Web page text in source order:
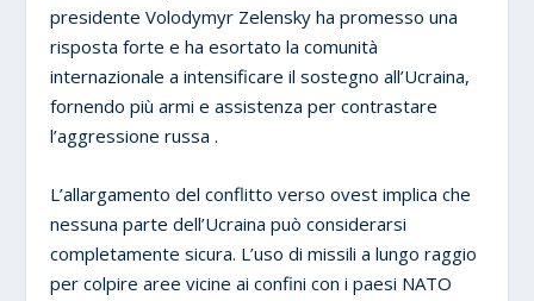
presidente Volodymyr Zelensky ha promesso una
risposta forte e ha esortato la comunità
internazionale a intensificare il sostegno all’Ucraina,
fornendo più armi e assistenza per contrastare
l’aggressione russa .
L’allargamento del conflitto verso ovest implica che
nessuna parte dell’Ucraina può considerarsi
completamente sicura. L’uso di missili a lungo raggio
per colpire aree vicine ai confini con i paesi NATO